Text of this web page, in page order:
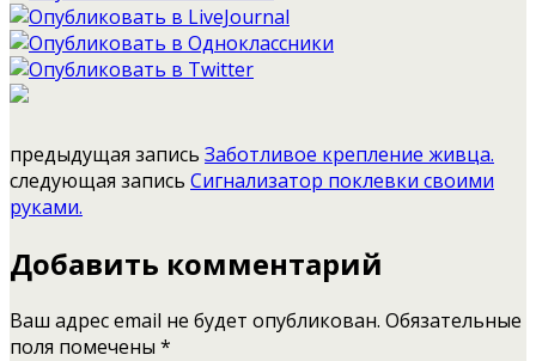
предыдущая запись Заботливое крепление живца.
следующая запись Сигнализатор поклевки своими
руками.
Добавить комментарий
Ваш адрес email не будет опубликован. Обязательные
поля помечены *